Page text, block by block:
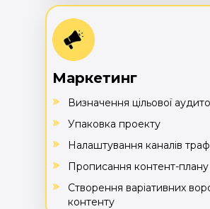
Маркетинг
Визначення цільової
Налаштування каналів
Створення варіативних
контенту
Упаковка проекту
Прописання контент-плану